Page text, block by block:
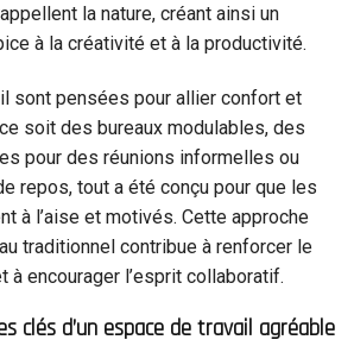
la nature, créant ainsi un
à la créativité et à la productivité.
sont pensées pour allier confort et
soit des bureaux modulables, des
pour des réunions informelles ou
repos, tout a été conçu pour que les
à l’aise et motivés. Cette approche
traditionnel contribue à renforcer le
à encourager l’esprit collaboratif.
clés d’un espace de travail agréable